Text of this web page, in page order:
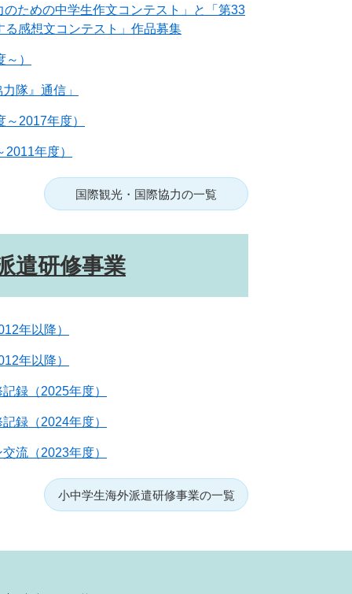
のための中学生作文コンテスト」と「第33
る感想文コンテスト」作品募集
）
隊』通信」
2017年度）
年度）
国際観光・国際協力の一覧
遣研修事業
年以降）
年以降）
録（2025年度）
録（2024年度）
流（2023年度）
小中学生海外派遣研修事業の一覧